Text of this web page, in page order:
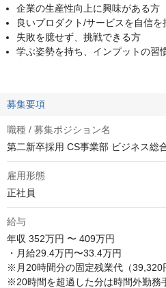
企業の生産性向上に興味がある方
良いプロダクト/サービスを自信
失敗を臆せず、挑戦できる方
学ぶ姿勢を持ち、インプットの習
募集要項
職種 / 募集ポジション名
第二新卒採用 CS事業部 ビジネス総
雇用形態
正社員
給与
年収 352万円 〜 409万円
・月給29.4万円〜33.4万円
※月20時間分の固定残業代（39,320
※20時間を超過した分は時間外勤務